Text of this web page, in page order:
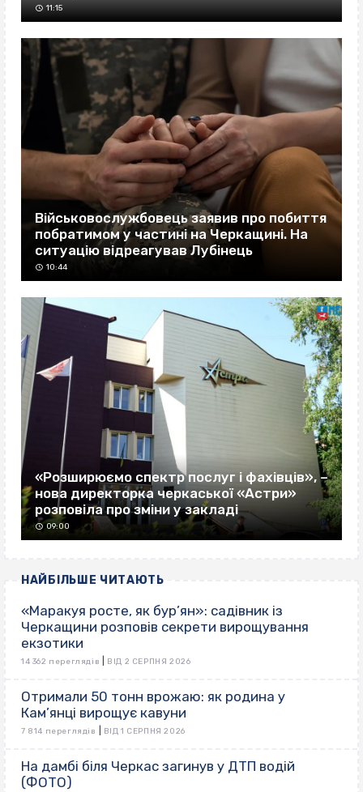
11:15
Військовослужбовець заявив про побиття
побратимом у частині на Черкащині. На
ситуацію відреагував Лубінець
10:44
«Розширюємо спектр послуг і фахівців», –
нова директорка черкаської «Астри»
розповіла про зміни у закладі
09:00
НАЙБІЛЬШЕ ЧИТАЮТЬ
«Маракуя росте, як бур’ян»: садівник із
Черкащини розповів секрети вирощування
екзотики
14 362 переглядів ВІД 2 СЕРПНЯ 2026
Отримали 50 тонн врожаю: як родина у
Кам’янці вирощує кавуни
7 814 переглядів ВІД 1 СЕРПНЯ 2026
На дамбі біля Черкас загинув у ДТП водій
(ФОТО)